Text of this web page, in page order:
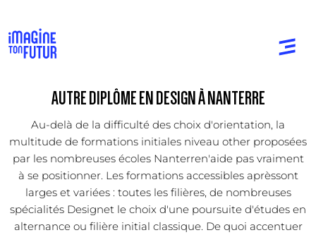
AUTRE DIPLÔME EN DESIGN À NANTERRE
Au-delà de la difficulté des choix d'orientation, la
multitude de formations initiales niveau other proposées
par les nombreuses écoles Nanterren'aide pas vraiment
à se positionner. Les formations accessibles aprèssont
larges et variées : toutes les filières, de nombreuses
spécialités Designet le choix d'une poursuite d'études en
alternance ou filière initial classique. De quoi accentuer